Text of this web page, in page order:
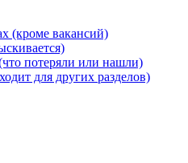
(кроме вакансий)
потеряли или нашли)
для других разделов)